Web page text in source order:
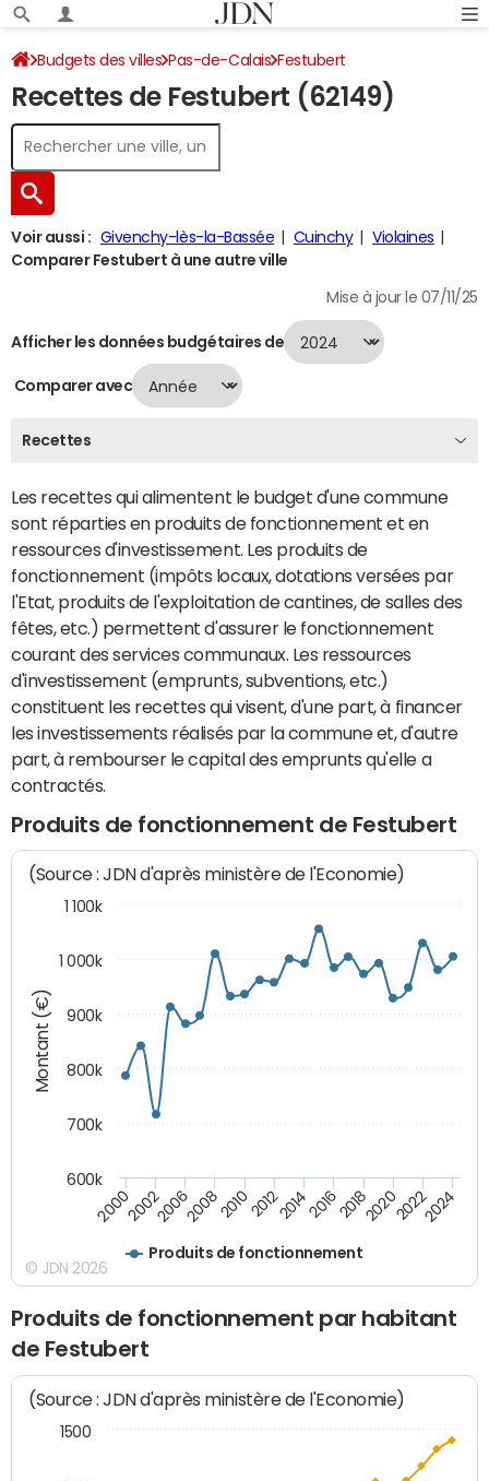
Budgets des villes Pas-de-Calais Festubert
Recettes 2024
Recettes de Festubert (62149)
Voir aussi : Givenchy-lès-la-Bassée Cuinchy
Violaines
Comparer Festubert à une autre ville
Mise à jour le 07/11/25
Afficher les données budgétaires de
Comparer avec
Recettes
Les recettes qui alimentent le budget d'une commune
sont réparties en produits de fonctionnement et en
ressources d'investissement. Les produits de
fonctionnement (impôts locaux, dotations versées par
l'Etat, produits de l'exploitation de cantines, de salles des
fêtes, etc.) permettent d'assurer le fonctionnement
courant des services communaux. Les ressources
d'investissement (emprunts, subventions, etc.)
constituent les recettes qui visent, d'une part, à financer
les investissements réalisés par la commune et, d'autre
part, à rembourser le capital des emprunts qu'elle a
contractés.
Produits de fonctionnement de Festubert
Montant (€)
(Source : JDN d'après ministère de l'Economie)
Produits de fonctionnement
200020022006200820102012201420162018202020222024
600k
700k
800k
900k
1 000k
1 100k
© JDN 2026
Produits de fonctionnement par habitant
de Festubert
(Source : JDN d'après ministère de l'Economie)
1500